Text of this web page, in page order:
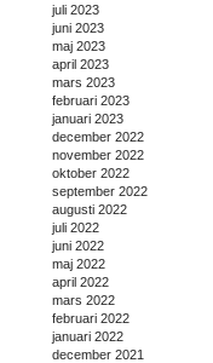
juli 2023
juni 2023
maj 2023
april 2023
mars 2023
februari 2023
januari 2023
december 2022
november 2022
oktober 2022
september 2022
augusti 2022
juli 2022
juni 2022
maj 2022
april 2022
mars 2022
februari 2022
januari 2022
december 2021